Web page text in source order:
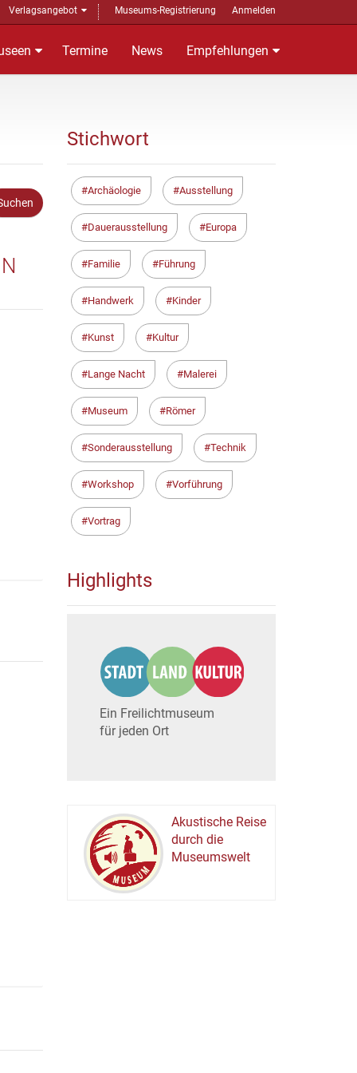
Verlagsangebot Museums-Registrierung Anmelden
Termine News Empfehlungen
Stichwort
Archäologie Ausstellung
Dauerausstellung Europa
Familie Führung
Handwerk Kinder
Kunst Kultur
Lange Nacht Malerei
Museum Römer
Sonderausstellung Technik
Workshop Vorführung
Vortrag
Highlights
Ein Freilichtmuseum
für jeden Ort
MUSEUM
Akustische Reise
durch die
Museumswelt